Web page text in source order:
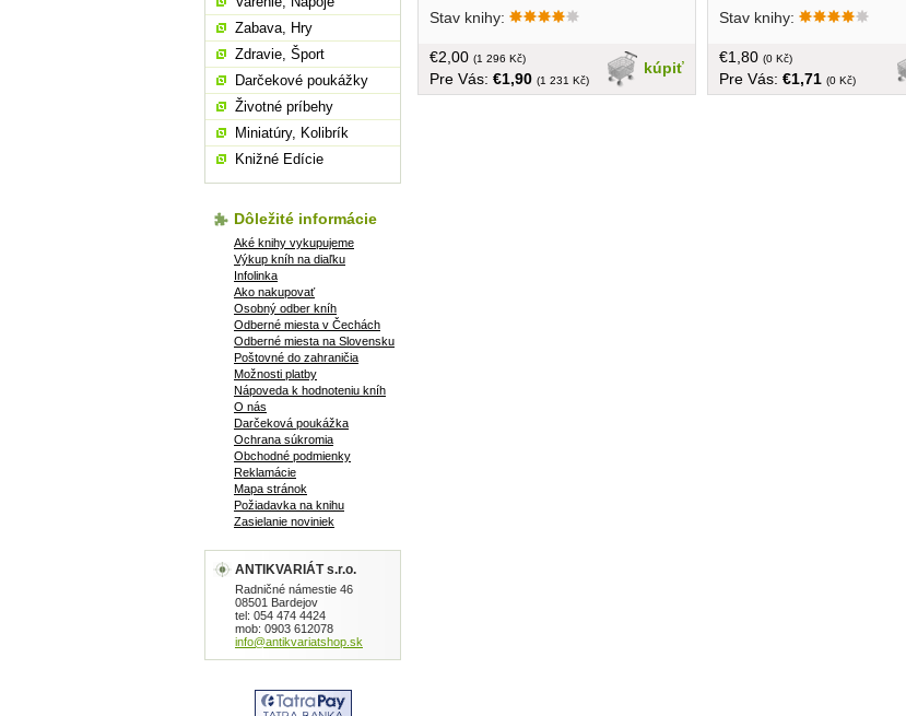
Stav knihy:
kúpiť
€2,00 (1 296 Kč)
Pre Vás: €1,90 (1 231 Kč)
Stav knihy:
€1,80 (0 Kč)
Pre Vás: €1,71 (0 Kč)
Zabava, Hry
Zdravie, Šport
Darčekové poukážky
Životné príbehy
Miniatúry, Kolibrík
Knižné Edície
Dôležité informácie
Aké knihy vykupujeme
Výkup kníh na diaľku
Infolinka
Ako nakupovať
Osobný odber kníh
Odberné miesta v Čechách
Odberné miesta na Slovensku
Poštovné do zahraničia
Možnosti platby
Nápoveda k hodnoteniu kníh
O nás
Darčeková poukážka
Ochrana súkromia
Obchodné podmienky
Reklamácie
Mapa stránok
Požiadavka na knihu
Zasielanie noviniek
ANTIKVARIÁT s.r.o.
Radničné námestie 46
08501 Bardejov
tel: 054 474 4424
mob: 0903 612078
info@antikvariatshop.sk